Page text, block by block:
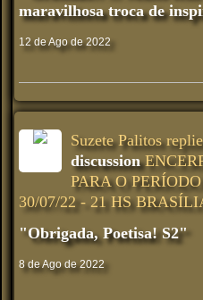
maravilhosa troca de
12 de Ago de 2022
Suzete Palitos
discussion
PARA O
30/07/22 - 21 HS
"Obrigada, Poetisa! S2"
8 de Ago de 2022